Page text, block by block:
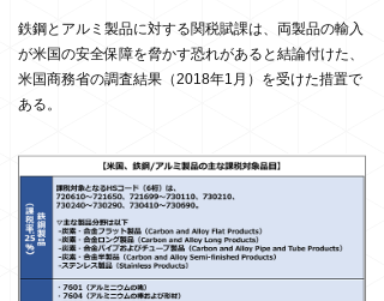
鉄鋼とアルミ製品に対する関税賦課は、両製品の輸入
が米国の安全保障を脅かす恐れがあると結論付けた、
米国商務省の調査結果（2018年1月）を受けた措置で
ある。